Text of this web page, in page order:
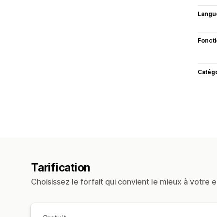
Tarification
Choisissez le forfait qui convient le mieux à votre